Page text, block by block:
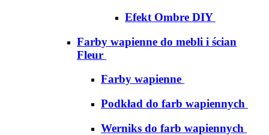
Efekt Ombre DIY
Farby wapienne do mebli i ścian
Fleur
Farby wapienne
Podkład do farb wapiennych
Werniks do farb wapiennych